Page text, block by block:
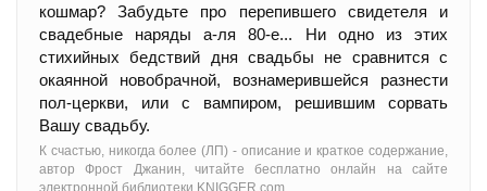
кошмар? Забудьте про перепившего свидетеля и
свадебные наряды а-ля 80-е... Ни одно из этих
стихийных бедствий дня свадьбы не сравнится с
окаянной новобрачной, вознамерившейся разнести
пол-церкви, или с вампиром, решившим сорвать
Вашу свадьбу.
К счастью, никогда более (ЛП) - oписание и краткое содержание,
автор Фрост Джанин, читайте бесплатно онлайн на сайте
электронной библиотеки KNIGGER.com